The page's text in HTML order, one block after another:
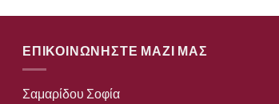
ΕΠΙΚΟΙΝΩΝΗΣΤΕ ΜΑΖΙ ΜΑΣ
Σαμαρίδου Σοφία